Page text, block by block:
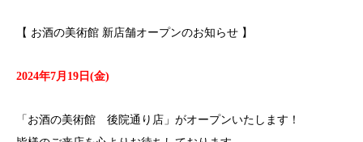
【 お酒の美術館 新店舗オープンのお知らせ 】
2024年7月19 日(金)
「お酒の美術館 後院通り店」がオープンいたします！